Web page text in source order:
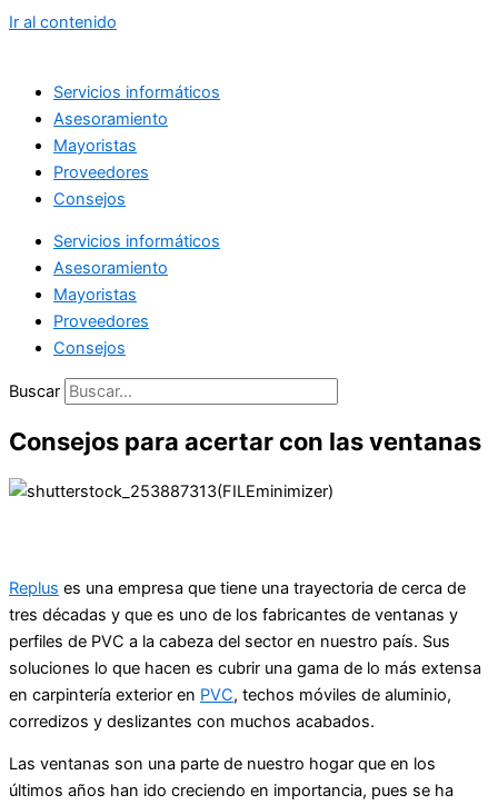
Ir al contenido
Servicios informáticos
Asesoramiento
Mayoristas
Proveedores
Consejos
Servicios informáticos
Asesoramiento
Mayoristas
Proveedores
Consejos
Buscar
Consejos para acertar con las ventanas
Replus es una empresa que tiene una trayectoria de cerca de
tres décadas y que es uno de los fabricantes de ventanas y
perfiles de PVC a la cabeza del sector en nuestro país. Sus
soluciones lo que hacen es cubrir una gama de lo más extensa
en carpintería exterior en PVC, techos móviles de aluminio,
corredizos y deslizantes con muchos acabados.
Las ventanas son una parte de nuestro hogar que en los
últimos años han ido creciendo en importancia, pues se ha